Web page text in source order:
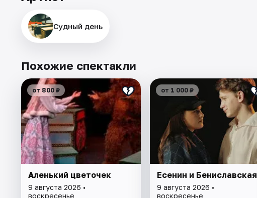
Судный день
Похожие спектакли
от 800 ₽
Аленький цветочек
9 августа 2026 •
воскресенье
от 1 000 ₽
Есенин и Бениславская
9 августа 2026 •
воскресенье